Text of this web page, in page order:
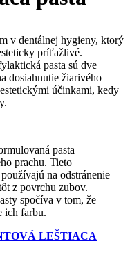
v dentálnej hygieny, ktorý
príťažlivé.
pasta sú dve
dosiahnutie žiarivého
účinkami, kedy
pasta
prachu. Tieto
na odstránenie
z povrchu zubov.
spočíva v tom, že
ich farbu.
LEŠTIACA